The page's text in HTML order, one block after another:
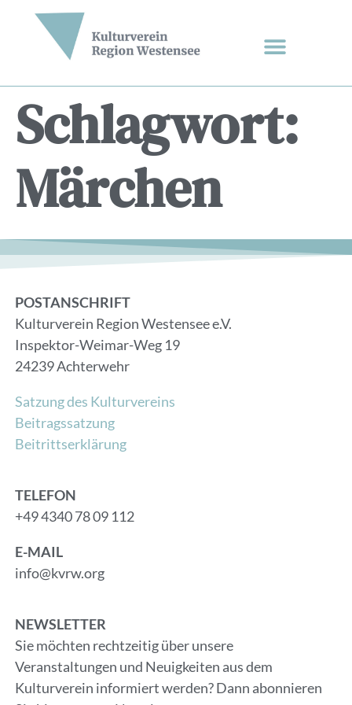
Schlagwort:
Märchen
POSTANSCHRIFT
Kulturverein Region Westensee e.V.
Inspektor-Weimar-Weg 19
24239 Achterwehr
Satzung des Kulturvereins
Beitragssatzung
Beitrittserklärung
TELEFON
+49 4340 78 09 112
E-MAIL
info@kvrw.org
NEWSLETTER
Sie möchten rechtzeitig über unsere
Veranstaltungen und Neuigkeiten aus dem
Kulturverein informiert werden? Dann abonnieren